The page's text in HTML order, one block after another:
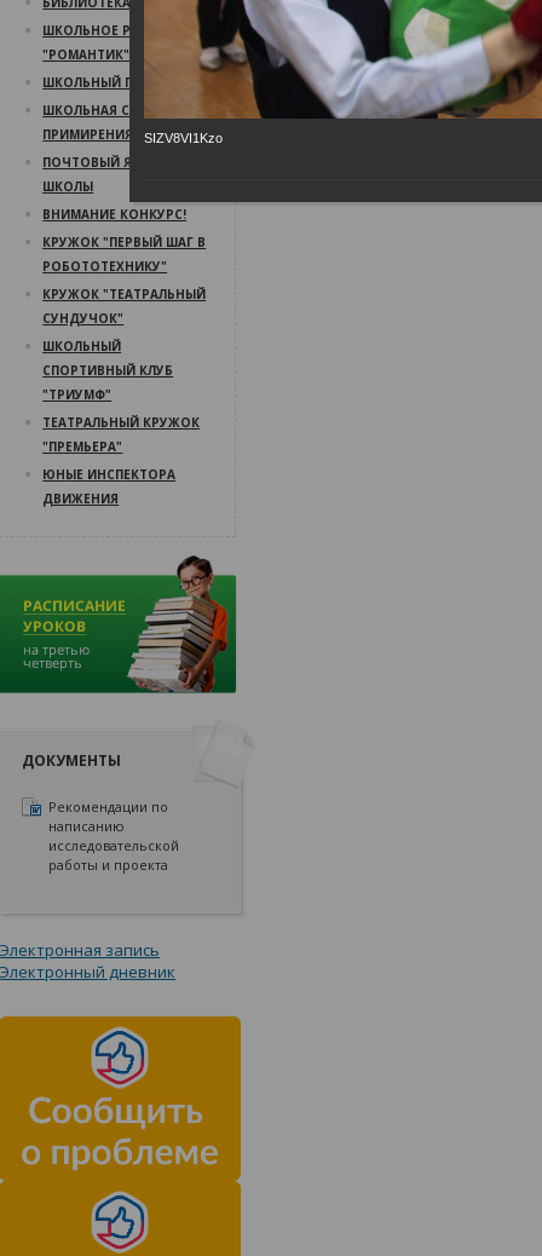
ШКОЛЬНОЕ РАДИО
"РОМАНТИК"
ШКОЛЬНЫЙ ПСИХОЛОГ
ШКОЛЬНАЯ СЛУЖБА
ПРИМИРЕНИЯ
ПОЧТОВЫЙ ЯЩИК
ШКОЛЫ
ВНИМАНИЕ КОНКУРС!
КРУЖОК "ПЕРВЫЙ ШАГ В
РОБОТОТЕХНИКУ"
КРУЖОК "ТЕАТРАЛЬНЫЙ
СУНДУЧОК"
ШКОЛЬНЫЙ
СПОРТИВНЫЙ КЛУБ
"ТРИУМФ"
ТЕАТРАЛЬНЫЙ КРУЖОК
"ПРЕМЬЕРА"
ЮНЫЕ ИНСПЕКТОРА
ДВИЖЕНИЯ
ДОКУМЕНТЫ
Рекомендации по
написанию
исследовательской
работы и проекта
Электронная запись
Электронный дневник
SIZV8VI1Kzo